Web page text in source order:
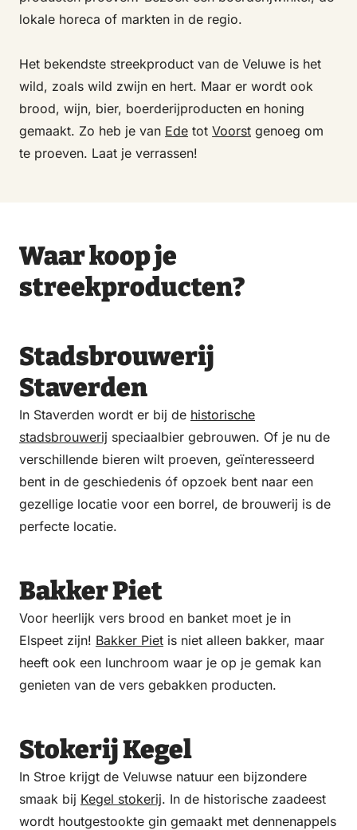
lokale horeca of markten in de regio.
Het bekendste streekproduct van de Veluwe is het
wild, zoals wild zwijn en hert. Maar er wordt ook
brood, wijn, bier, boerderijproducten en honing
gemaakt. Zo heb je van Ede tot Voorst genoeg om
te proeven. Laat je verrassen!
Waar koop je
streekproducten?
Stadsbrouwerij
Staverden
In Staverden wordt er bij de historische
stadsbrouwerij speciaalbier gebrouwen. Of je nu de
verschillende bieren wilt proeven, geïnteresseerd
bent in de geschiedenis óf opzoek bent naar een
gezellige locatie voor een borrel, de brouwerij is de
perfecte locatie.
Bakker Piet
Voor heerlijk vers brood en banket moet je in
Elspeet zijn! Bakker Piet is niet alleen bakker, maar
heeft ook een lunchroom waar je op je gemak kan
genieten van de vers gebakken producten.
Stokerij Kegel
In Stroe krijgt de Veluwse natuur een bijzondere
smaak bij Kegel stokerij. In de historische zaadeest
wordt houtgestookte gin gemaakt met dennenappels